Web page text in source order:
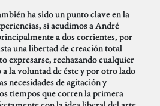
ha sido un punto clave en la
si acudimos a André
a dos corrientes, por
una libertad de creación total
expresarse, rechazando cualquier
la voluntad de éste y por otro lado
necesidades de agitación y
tiempos que corren la primera